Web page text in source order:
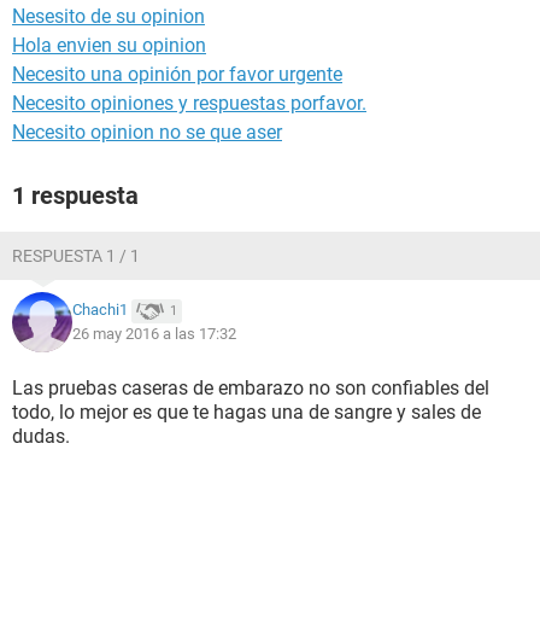
Nesesito de su opinion
Hola envien su opinion
Necesito una opinión por favor urgente
Necesito opiniones y respuestas porfavor.
Necesito opinion no se que aser
1 respuesta
RESPUESTA 1 / 1
Chachi1 1
26 may 2016 a las 17:32
Las pruebas caseras de embarazo no son confiables del
todo, lo mejor es que te hagas una de sangre y sales de
dudas.